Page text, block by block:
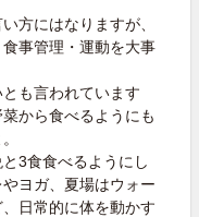
方にはなりますが、
事管理・運動を大事
も言われています
から食べるようにも
3食食べるようにし
ヨガ、夏場はウォー
日常的に体を動かす